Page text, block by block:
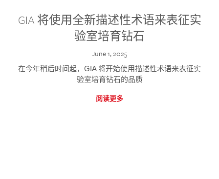
GIA 将使用全新描述性术语来表征实
验室培育钻石
June 1, 2025
在今年稍后时间起，GIA 将开始使用描述性术语来表征实
验室培育钻石的品质
阅读更多